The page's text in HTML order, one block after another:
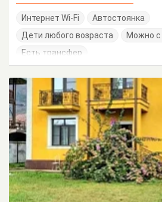
Интернет Wi-Fi
Автостоянка
Дети любого возраста
Можно
Есть трансфер